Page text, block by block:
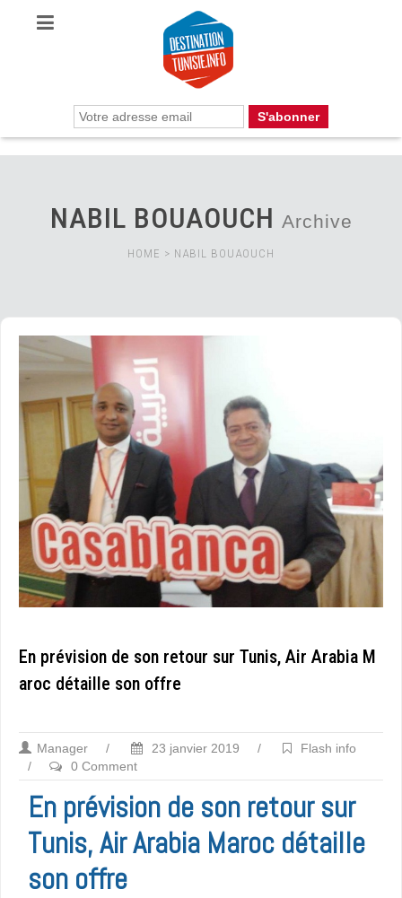
NABIL BOUAOUCH Archive
HOME > NABIL BOUAOUCH
En prévision de son retour sur Tunis, Air Arabia M
aroc détaille son offre
Manager / 23 janvier 2019 /
Flash info
/
0 Comment
En prévision de son retour sur
Tunis, Air Arabia Maroc détaille
son offre